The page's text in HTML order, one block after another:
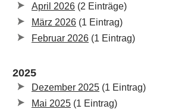
April 2026 (2 Einträge)
März 2026 (1 Eintrag)
Februar 2026 (1 Eintrag)
2025
Dezember 2025 (1 Eintrag)
Mai 2025 (1 Eintrag)